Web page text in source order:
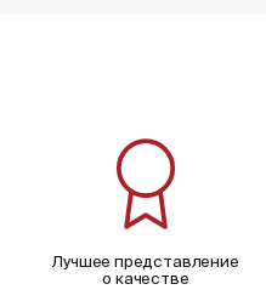
Лучшее представление
о качестве